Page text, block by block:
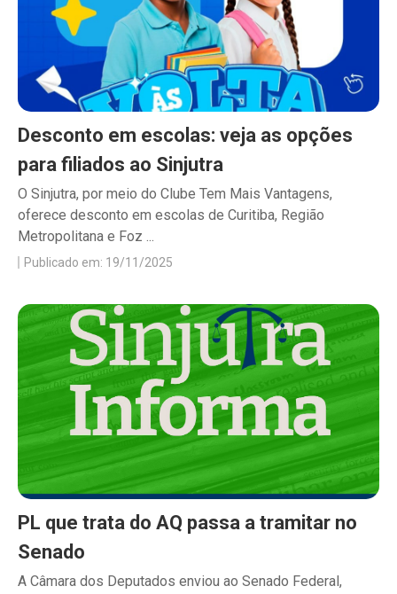
Desconto em escolas: veja as opções
para filiados ao Sinjutra
O Sinjutra, por meio do Clube Tem Mais Vantagens,
oferece desconto em escolas de Curitiba, Região
Metropolitana e Foz ...
Publicado em: 19/11/2025
PL que trata do AQ passa a tramitar no
Senado
A Câmara dos Deputados enviou ao Senado Federal,